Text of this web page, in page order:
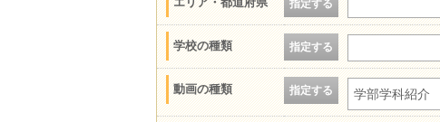
指定する
学校の種類 指定する
動画の種類 指定する 学部学科紹介